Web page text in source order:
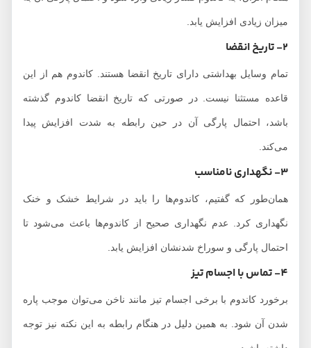
میزان زیادی افزایش یابد.
تمام وسایل بهداشتی دارای تاریخ انقضا هستند. کاندوم هم از این
قاعده مستثنا نیست. در صورتی که تاریخ انقضا کاندوم گذشته
باشد، احتمال پارگی آن در حین رابطه به شدت افزایش پیدا
می‌کند.
همان‌طور که گفتیم، کاندوم‌ها را باید در شرایط خشک و خنک
نگهداری کرد. عدم نگهداری صحیح از کاندوم‌ها باعث می‌شود تا
احتمال پارگی و سوراخ شدنشان افزایش یابد.
برخورد کاندوم با برخی اجسام تیز مانند ناخن می‌توان موجب پاره
شدن آن شود. به همین دلیل در هنگام رابطه به این نکته نیز توجه